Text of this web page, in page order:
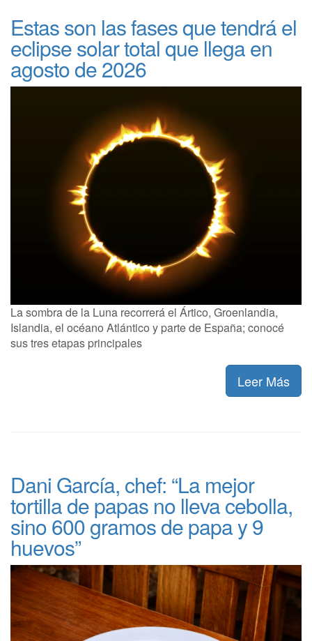
Estas son las fases que tendrá el
eclipse solar total que llega en
agosto de 2026
La sombra de la Luna recorrerá el Ártico, Groenlandia,
Islandia, el océano Atlántico y parte de España; conocé
sus tres etapas principales
Leer Más
Dani García, chef: “La mejor
tortilla de papas no lleva cebolla,
sino 600 gramos de papa y 9
huevos”